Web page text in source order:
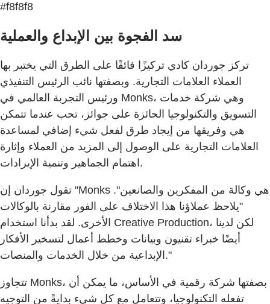
#f8f8f8
سد الفجوة بين الإبداع والعملية
تركز جوردان كادي تركيزًا فائقًا على الطرق التي يختبر بها
العملاء العلامات التجارية. وبصفتها نائب الرئيس التنفيذي
ورئيس التجربة العالمي في Monks، وهي شركة خدمات
التسويق والتكنولوجيا الحائزة على جوائز، تحب عندما تتمكن
هي وفريقها من إيجاد طرق لفعل شيء إضافي لمساعدة
العلامات التجارية على الوصول إلى المزيد من العملاء وإثارة
اهتمام الجماهير وتنمية الإيرادات.
تقول جوردان إن "Monks هي وكالة من المفكرين والصانعين".
"يلاحظ عملاؤنا هذا الاختلاف على الفور مقارنة بالوكالات
الأخرى. لقد بدأنا استخدام Creative Production، لكن لدينا
أيضًا خبراء تقنيون وبيانات وخطط أعمال لتسخير الأفكار
الإبداعية من خلال الخدمات والمنصات."
تتجاوز Monks، بصفتها شركة رقمية في الأساس، ما يمكن أن
تفعله التكنولوجيا، وتتعامل مع كل شيء بدايةً من التوجيه